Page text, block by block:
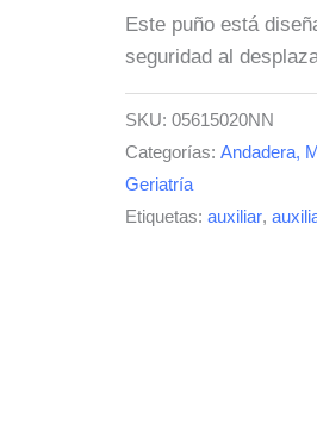
Este puño está
seguridad al
SKU: 05615020NN
Categorías: Andadera,
Geriatría
Etiquetas: auxiliar,